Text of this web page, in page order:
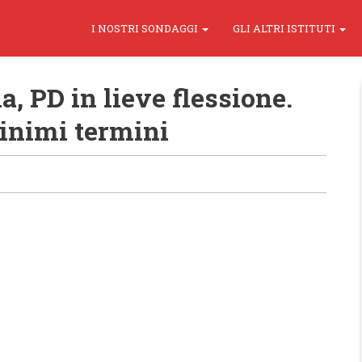
I NOSTRI SONDAGGI GLI ALTRI ISTITUTI
PD in lieve flessione.
termini